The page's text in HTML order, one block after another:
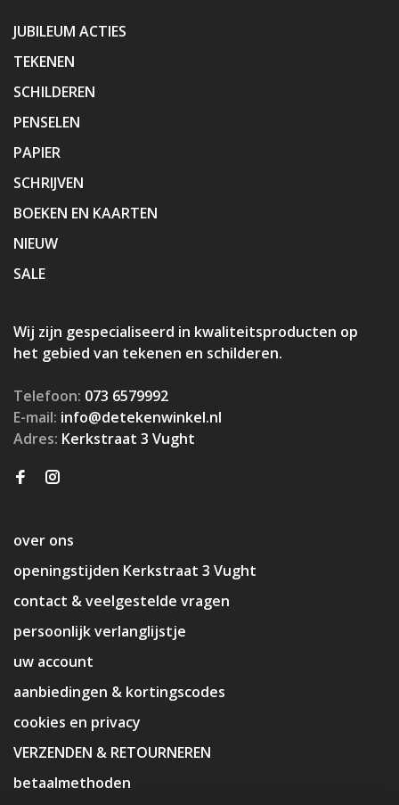
JUBILEUM ACTIES
TEKENEN
SCHILDEREN
PENSELEN
PAPIER
SCHRIJVEN
BOEKEN EN KAARTEN
NIEUW
SALE
Wij zijn gespecialiseerd in kwaliteitsproducten op
het gebied van tekenen en schilderen.
Telefoon: 073 6579992
E-mail: info@detekenwinkel.nl
Adres: Kerkstraat 3 Vught
over ons
openingstijden Kerkstraat 3 Vught
contact & veelgestelde vragen
persoonlijk verlanglijstje
uw account
aanbiedingen & kortingscodes
cookies en privacy
VERZENDEN & RETOURNEREN
betaalmethoden